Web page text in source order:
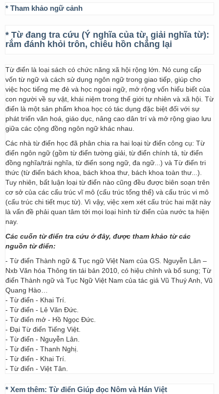
* Tham khảo ngữ cảnh
* Từ đang tra cứu (Ý nghĩa của từ, giải nghĩa từ):
rắm đánh khỏi trôn, chiêu hồn chẳng lại
Từ điển là loại sách có chức năng xã hội rộng lớn. Nó cung cấp
vốn từ ngữ và cách sử dụng ngôn ngữ trong giao tiếp, giúp cho
việc học tiếng mẹ đẻ và học ngoại ngữ, mở rộng vốn hiểu biết của
con người về sự vật, khái niệm trong thế giới tự nhiên và xã hội. Từ
điển là một sản phẩm khoa học có tác dụng đặc biệt đối với sự
phát triển văn hoá, giáo dục, nâng cao dân trí và mở rộng giao lưu
giữa các cộng đồng ngôn ngữ khác nhau.
Các nhà từ điển học đã phân chia ra hai loại từ điển công cụ: Từ
điển ngôn ngữ (gồm từ điển tường giải, từ điển chính tả, từ điển
đồng nghĩa/trái nghĩa, từ điển song ngữ, đa ngữ...) và Từ điển tri
thức (từ điển bách khoa, bách khoa thư, bách khoa toàn thư...).
Tuy nhiên, bất luận loại từ điển nào cũng đều được biên soạn trên
cơ sở của các cấu trúc vĩ mô (cấu trúc tổng thể) và cấu trúc vi mô
(cấu trúc chi tiết mục từ). Vì vậy, việc xem xét cấu trúc hai mặt này
là vấn đề phải quan tâm tới mọi loại hình từ điển của nước ta hiện
nay.
Các cuốn từ điển tra cứu ở đây, được tham khảo từ các
nguồn từ điển:
- Từ điển Thành ngữ & Tục ngữ Việt Nam của GS. Nguyễn Lân –
Nxb Văn hóa Thông tin tái bản 2010, có hiệu chỉnh và bổ sung; Từ
điển Thành ngữ và Tục Ngữ Việt Nam của tác giả Vũ Thuý Anh, Vũ
Quang Hào…
- Từ điển - Khai Trí.
- Từ điển - Lê Văn Đức.
- Từ điển mở - Hồ Ngọc Đức.
- Đại Từ điển Tiếng Việt.
- Từ điển - Nguyễn Lân.
- Từ điển - Thanh Nghị.
- Từ điển - Khai Trí.
- Từ điển - Việt Tân.
* Xem thêm: Từ điển Giúp đọc Nôm và Hán Việt